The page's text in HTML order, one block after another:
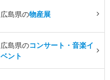
広島県の物産展
広島県のコンサート・音楽イ
ベント